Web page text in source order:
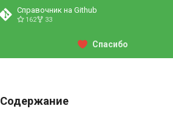
Справочник на Github
162 33
Спасибо
Содержание